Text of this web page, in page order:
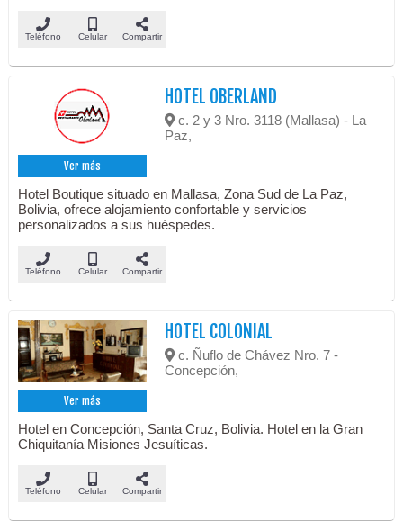
Teléfono Celular Compartir
Ver más
HOTEL OBERLAND
c. 2 y 3 Nro. 3118 (Mallasa) - La
Paz,
Hotel Boutique situado en Mallasa, Zona Sud de La Paz,
Bolivia, ofrece alojamiento confortable y servicios
personalizados a sus huéspedes.
Teléfono Celular Compartir
Ver más
HOTEL COLONIAL
c. Ñuflo de Chávez Nro. 7 -
Concepción,
Hotel en Concepción, Santa Cruz, Bolivia. Hotel en la Gran
Chiquitanía Misiones Jesuíticas.
Teléfono Celular Compartir